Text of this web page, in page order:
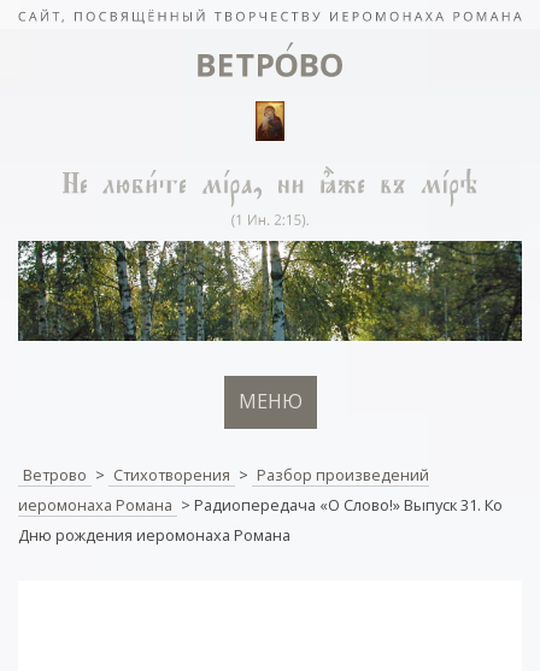
МЕНЮ
Ветрово > Стихотворения > Разбор произведений
иеромонаха Романа > Радиопередача «О Слово!» Выпуск 31. Ко
Дню рождения иеромонаха Романа